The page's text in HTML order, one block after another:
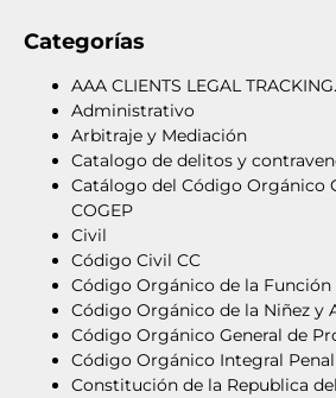
Categorías
AAA CLIENTS LEGAL TRACKING.
Administrativo
Arbitraje y Mediación
Catalogo de delitos y
Catálogo del Código Orgánico
COGEP
Civil
Código Civil CC
Código Orgánico de la Función
Código Orgánico de la Niñez y
Código Orgánico General de
Código Orgánico Integral Penal
Constitución de la Republica